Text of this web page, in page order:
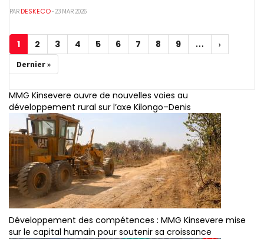
PAR DESKECO- 23 MAR 2026
Pagination
Page
courante
1 Page
2 Page
3 Page
4 Page
5 Page
6 Page
7 Page
8 Page
9 …
Page
suivante
›
Dernière
page
Dernier »
MMG Kinsevere ouvre de nouvelles voies au
développement rural sur l’axe Kilongo–Denis
Développement des compétences : MMG Kinsevere mise
sur le capital humain pour soutenir sa croissance